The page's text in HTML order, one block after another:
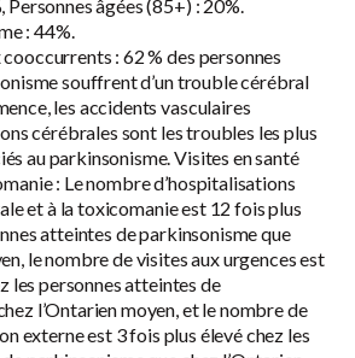
Personnes âgées (85+) : 20%.
: 44%.
: 62 % des personnes
souffrent d’un trouble cérébral
les accidents vasculaires
cérébrales sont les troubles les plus
au parkinsonisme. Visites en santé
: Le nombre d’hospitalisations
et à la toxicomanie est 12 fois plus
atteintes de parkinsonisme que
le nombre de visites aux urgences est
les personnes atteintes de
l’Ontarien moyen, et le nombre de
externe est 3 fois plus élevé chez les